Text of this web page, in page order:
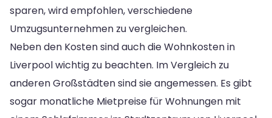
sparen, wird empfohlen, verschiedene
Umzugsunternehmen zu vergleichen.
Neben den Kosten sind auch die Wohnkosten in
Liverpool wichtig zu beachten. Im Vergleich zu
anderen Großstädten sind sie angemessen. Es gibt
sogar monatliche Mietpreise für Wohnungen mit